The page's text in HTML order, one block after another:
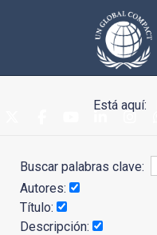
Está aquí:
Buscar palabras clave:
Autores:
Título:
Descripción: